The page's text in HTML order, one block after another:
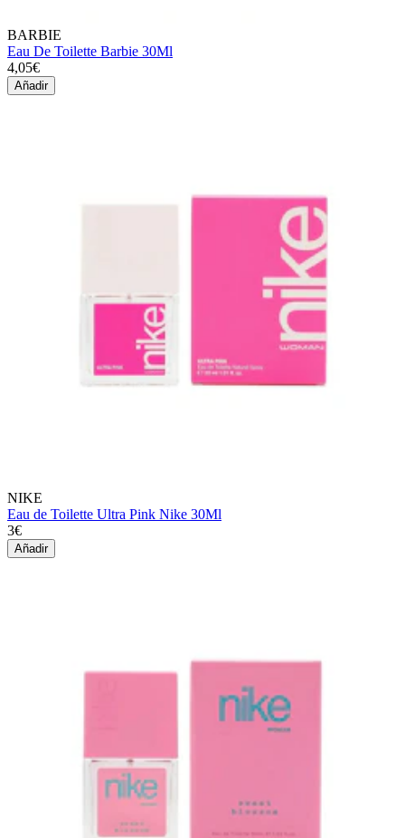
BARBIE
Eau De Toilette Barbie 30Ml
4,05€
Añadir
NIKE
Eau de Toilette Ultra Pink Nike 30Ml
3€
Añadir